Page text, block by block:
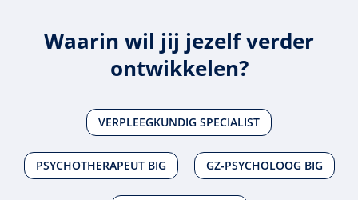
Waarin wil jij jezelf verder
ontwikkelen?
VERPLEEGKUNDIG SPECIALIST
PSYCHOTHERAPEUT BIG GZ-PSYCHOLOOG BIG